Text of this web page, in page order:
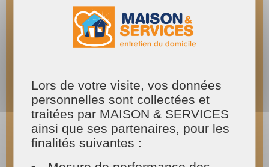
Cette prestation peut être réalisée 2 fois par an. Il
est toutefois conseillé de réaliser un un
nettoyage mensuel de l’intérieur du
réfrigérateur au vinaigre blanc. C’est
indispensable pour faire baisser le pH et
Pour le nettoyage de votre
four:
fourdemande unentretien réguliertous les
3 mois pour éviter les mauvaises odeurs et
conserver une efficacité optimale. Nos
Lors de votre visite, vos données
personnelles sont collectées et
traitées par MAISON & SERVICES
ainsi que ses partenaires, pour les
finalités suivantes :